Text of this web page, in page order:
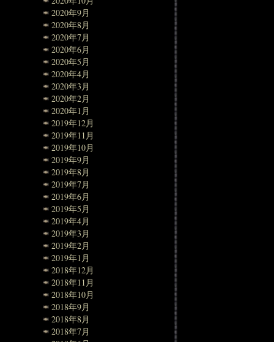
2020年9月
2020年8月
2020年7月
2020年6月
2020年5月
2020年4月
2020年3月
2020年2月
2020年1月
2019年12月
2019年11月
2019年10月
2019年9月
2019年8月
2019年7月
2019年6月
2019年5月
2019年4月
2019年3月
2019年2月
2019年1月
2018年12月
2018年11月
2018年10月
2018年9月
2018年8月
2018年7月